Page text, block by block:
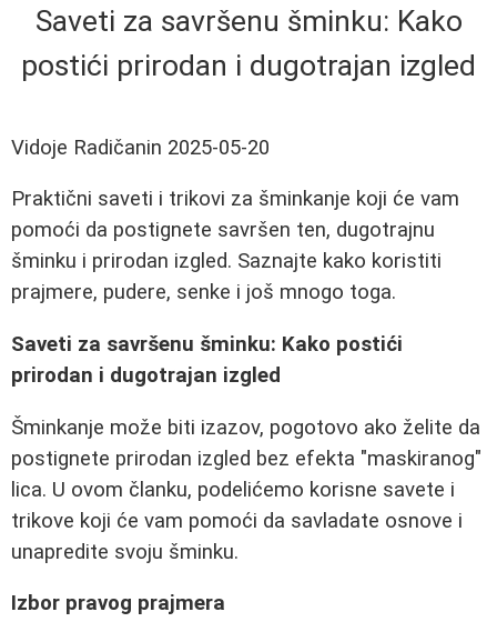
Saveti za savršenu šminku: Kako
postići prirodan i dugotrajan izgled
Vidoje Radičanin 2025-05-20
Praktični saveti i trikovi za šminkanje koji će vam
pomoći da postignete savršen ten, dugotrajnu
šminku i prirodan izgled. Saznajte kako koristiti
prajmere, pudere, senke i još mnogo toga.
Saveti za savršenu šminku: Kako postići
prirodan i dugotrajan izgled
Šminkanje može biti izazov, pogotovo ako želite da
postignete prirodan izgled bez efekta "maskiranog"
lica. U ovom članku, podelićemo korisne savete i
trikove koji će vam pomoći da savladate osnove i
unapredite svoju šminku.
Izbor pravog prajmera